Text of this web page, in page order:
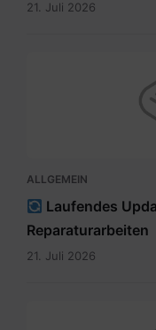
21. Juli 2026
ALLGEMEIN
Laufendes
Reparaturarbeiten
21. Juli 2026